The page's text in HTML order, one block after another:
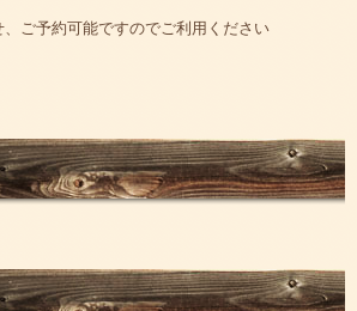
ご予約可能ですのでご利用ください